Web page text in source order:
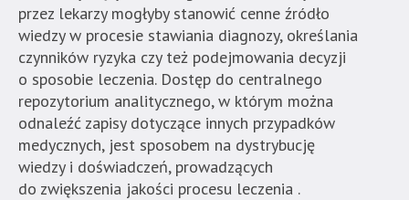
przez lekarzy mogłyby stanowić cenne źródło
wiedzy w procesie stawiania diagnozy, określania
czynników ryzyka czy też podejmowania decyzji
o sposobie leczenia. Dostęp do centralnego
repozytorium analitycznego, w którym można
odnaleźć zapisy dotyczące innych przypadków
medycznych, jest sposobem na dystrybucję
wiedzy i doświadczeń, prowadzących
do zwiększenia jakości procesu leczenia .